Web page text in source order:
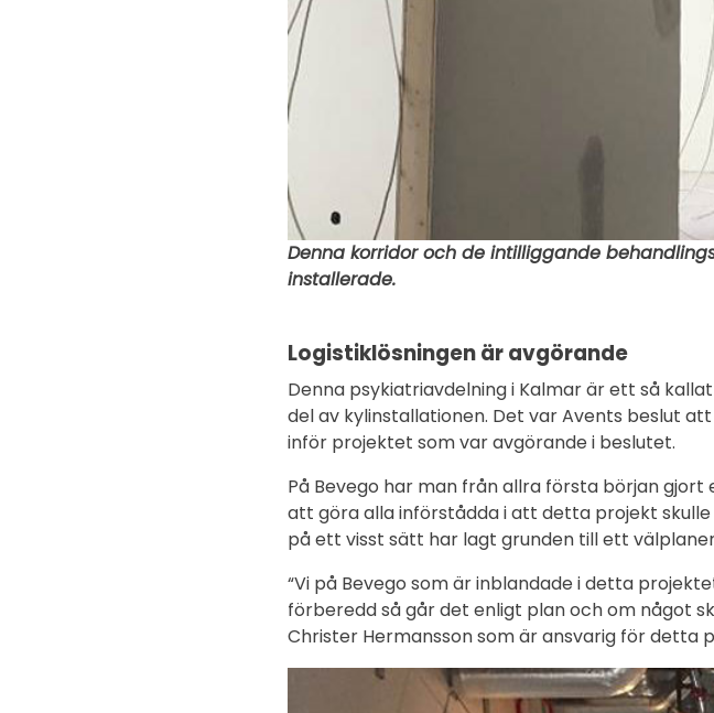
Denna korridor och de intilliggande
installerade.
Logistiklösningen är avgörande
Denna psykiatriavdelning i Kalmar är ett så
del av kylinstallationen. Det var Avents beslut
inför projektet som var avgörande i beslutet.
På Bevego har man från allra första början
att göra alla införstådda i att detta projekt
på ett visst sätt har lagt grunden till ett
“Vi på Bevego som är inblandade i detta
förberedd så går det enligt plan och om något
Christer Hermansson som är ansvarig för detta